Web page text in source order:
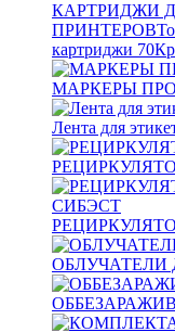
КАРТРИДЖИ
ПРИНТЕРОВ
картриджи 70
МАРКЕРЫ
Лента для